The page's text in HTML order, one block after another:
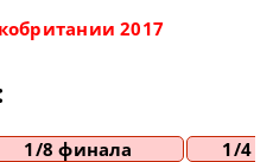
2017
1/8 финала
1/4